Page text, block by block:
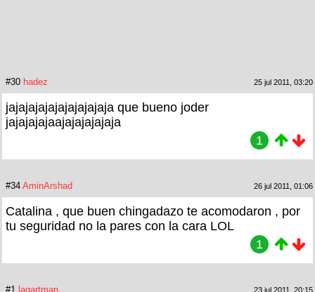
#30 hadez 25 jul 2011, 03:20
jajajajajajajajajajaja que bueno joder
jajajajajaajajajajajaja
1
#34 AminArshad 26 jul 2011, 01:06
Catalina , que buen chingadazo te acomodaron , por
tu seguridad no la pares con la cara LOL
1
#1 lagartman 23 jul 2011, 20:15